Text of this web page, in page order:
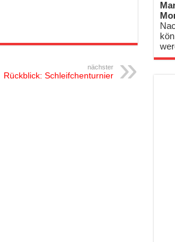
nächster
Rückblick: Schleifchenturnier